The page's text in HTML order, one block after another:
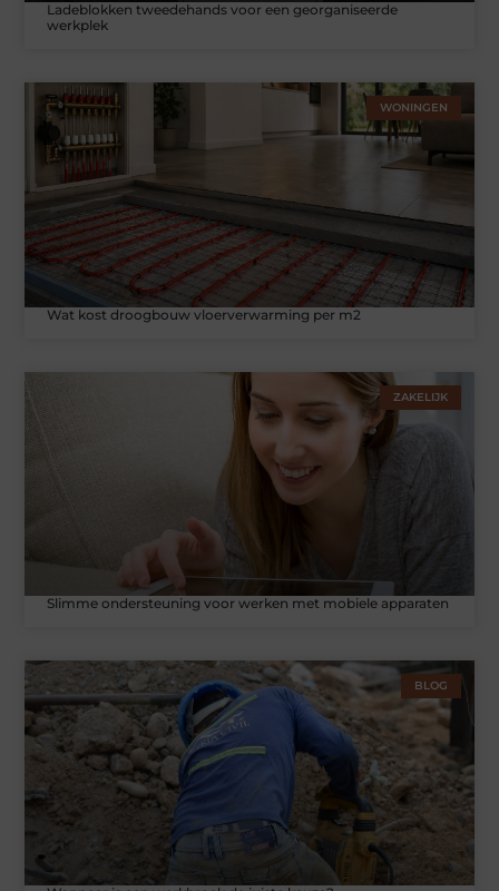
Ladeblokken tweedehands voor een georganiseerde
werkplek
WONINGEN
Wat kost droogbouw vloerverwarming per m2
ZAKELIJK
Slimme ondersteuning voor werken met mobiele apparaten
BLOG